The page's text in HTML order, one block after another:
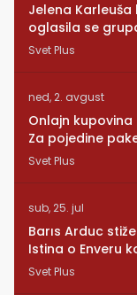
Jelena
oglasila se
RUNDE je naša!
Svet Plus
ned, 2. avgust
Onlajn kupovina
Za pojedine
Svet Plus
sub, 25. jul
Barıs Arduc
Istina o Enveru
promeni sve
Svet Plus